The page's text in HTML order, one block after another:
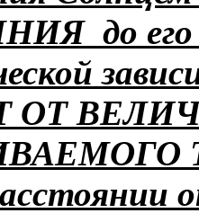
до его
ОТ